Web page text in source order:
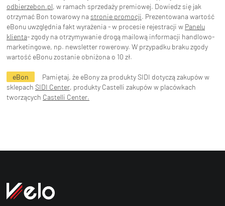
odbierzebon.pl, w ramach sprzedaży premiowej. Dowiedz się jak
otrzymać Bon towarowy na stronie promocji. Prezentowana wartość
eBonu uwzględnia fakt wyrażenia - w procesie rejestracji w Panelu
klienta- zgody na otrzymywanie drogą mailową informacji handlowo-
marketingowe, np. newsletter rowerowy. W przypadku braku zgody
wartość eBonu zostanie obniżona o 10 zł.
eBon
Pamiętaj, że eBony za produkty SIDI dotyczą zakupów w
sklepach SIDI Center, produkty Castelli zakupów w placówkach
tworzących Castelli Center.